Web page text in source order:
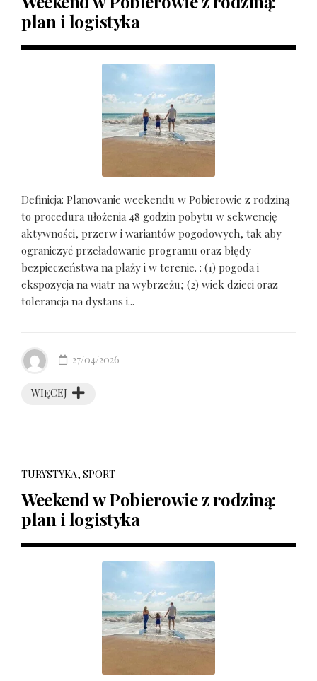
plan i logistyka
Definicja: Planowanie weekendu w Pobierowie z rodziną
to procedura ułożenia 48 godzin pobytu w sekwencję
aktywności, przerw i wariantów pogodowych, tak aby
ograniczyć przeładowanie programu oraz błędy
bezpieczeństwa na plaży i w terenie. : (1) pogoda i
ekspozycja na wiatr na wybrzeżu; (2) wiek dzieci oraz
tolerancja na dystans i...
WIĘCEJ
27/04/2026
TURYSTYKA, SPORT
Weekend w Pobierowie z rodziną:
plan i logistyka